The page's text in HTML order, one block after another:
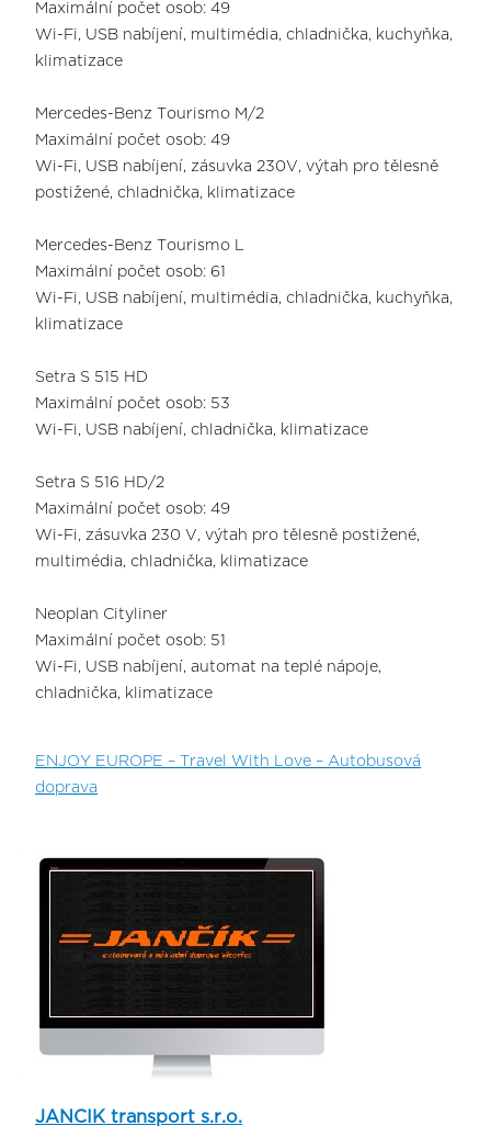
Maximální počet osob: 49
Wi-Fi, USB nabíjení, multimédia, chladnička, kuchyňka,
klimatizace
Mercedes-Benz Tourismo M/2
Maximální počet osob: 49
Wi-Fi, USB nabíjení, zásuvka 230V, výtah pro tělesně
postižené, chladnička, klimatizace
Mercedes-Benz Tourismo L
Maximální počet osob: 61
Wi-Fi, USB nabíjení, multimédia, chladnička, kuchyňka,
klimatizace
Setra S 515 HD
Maximální počet osob: 53
Wi-Fi, USB nabíjení, chladnička, klimatizace
Setra S 516 HD/2
Maximální počet osob: 49
Wi-Fi, zásuvka 230 V, výtah pro tělesně postižené,
multimédia, chladnička, klimatizace
Neoplan Cityliner
Maximální počet osob: 51
Wi-Fi, USB nabíjení, automat na teplé nápoje,
chladnička, klimatizace
ENJOY EUROPE – Travel With Love – Autobusová
doprava
JANCIK transport s.r.o.